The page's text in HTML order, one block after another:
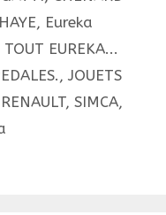
, Eureka
TOUT EUREKA...
, JOUETS
RENAULT, SIMCA,